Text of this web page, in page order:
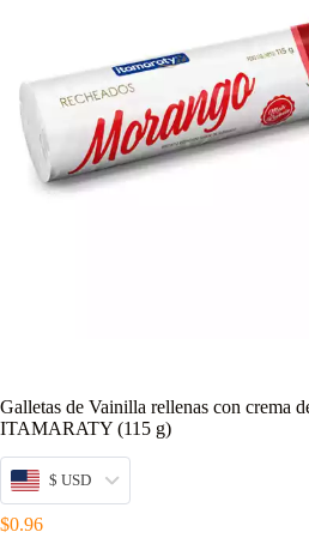
Galletas de Vainilla rellenas con crema
ITAMARATY (115 g)
$ USD
$0.96